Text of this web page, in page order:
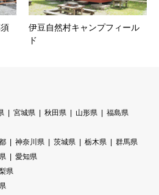
伊豆自然村キャンプフィール
ド
宮城県 秋田県 山形県
福島県
神奈川県 茨城県 栃木県
群馬県
愛知県
県